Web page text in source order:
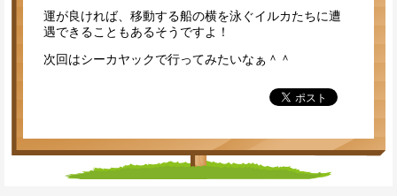
運が良ければ、移動する船の横を泳ぐイルカたちに遭
遇できることもあるそうですよ！
次回はシーカヤックで行ってみたいなぁ＾＾